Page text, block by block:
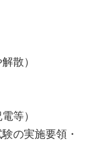
散）
等）
の実施要領・